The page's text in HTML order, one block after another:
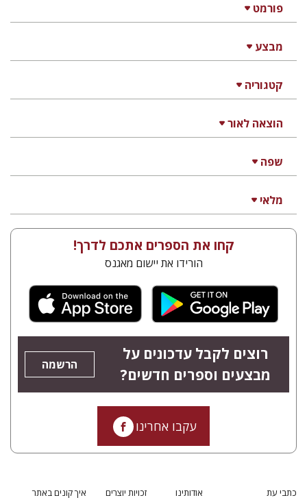
פורמט
מבצע
קטגוריה
הוצאה לאור
שפה
מלאי
קחו את הספרים אתכם לדרך!
הורידו את יישום מאגנס
רוצים לקבל עדכונים על
מבצעים וספרים חדשים?
הרשמה
עקבו אחרינו
כתבי עת
אודותינו
זכויות יוצרים
איך קונים באתר